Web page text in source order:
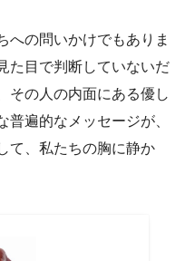
への問いかけでもありま
た目で判断していないだ
その人の内面にある優し
普遍的なメッセージが、
て、私たちの胸に静か